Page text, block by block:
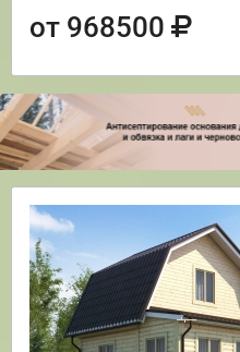
от 968500